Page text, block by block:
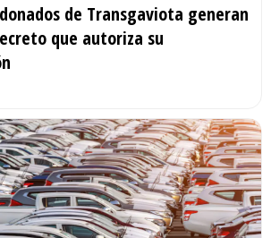
de Transgaviota generan
que autoriza su